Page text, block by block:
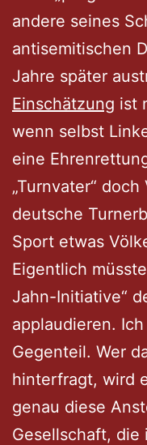
andere seines
antisemitischen
Jahre später
Einschätzung ist
wenn selbst
eine
„Turnvater“
deutsche
Sport etwas
Eigentlich
Jahn-Initiative“
applaudieren.
Gegenteil. Wer
hinterfragt, wird
genau diese
Gesellschaft, die